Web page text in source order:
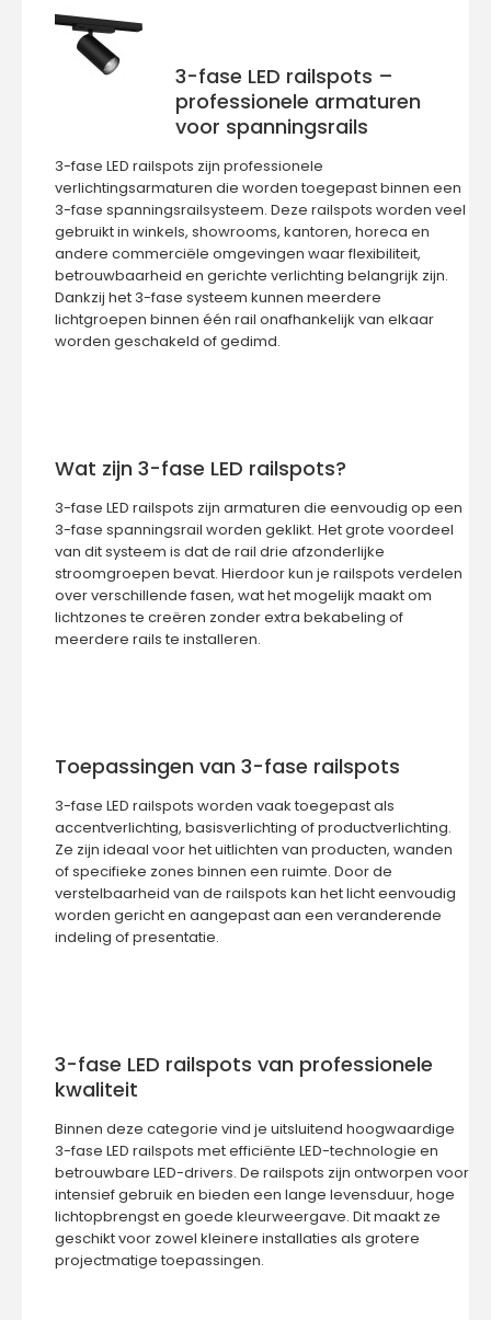
€18,50
De Tsong 3-fase LED railspot is een hoogwaardige en
professionele verlichtingsoplossing voor toepass..
3-fase LED railspots –
professionele armaturen
voor spanningsrails
3-fase LED railspots zijn professionele
verlichtingsarmaturen die worden toegepast binnen een
3-fase spanningsrailsysteem. Deze railspots worden veel
gebruikt in winkels, showrooms, kantoren, horeca en
andere commerciële omgevingen waar flexibiliteit,
betrouwbaarheid en gerichte verlichting belangrijk zijn.
Dankzij het 3-fase systeem kunnen meerdere
lichtgroepen binnen één rail onafhankelijk van elkaar
worden geschakeld of gedimd.
Wat zijn 3-fase LED railspots?
3-fase LED railspots zijn armaturen die eenvoudig op een
3-fase spanningsrail worden geklikt. Het grote voordeel
van dit systeem is dat de rail drie afzonderlijke
stroomgroepen bevat. Hierdoor kun je railspots verdelen
over verschillende fasen, wat het mogelijk maakt om
lichtzones te creëren zonder extra bekabeling of
meerdere rails te installeren.
Toepassingen van 3-fase railspots
3-fase LED railspots worden vaak toegepast als
accentverlichting, basisverlichting of productverlichting.
Ze zijn ideaal voor het uitlichten van producten, wanden
of specifieke zones binnen een ruimte. Door de
verstelbaarheid van de railspots kan het licht eenvoudig
worden gericht en aangepast aan een veranderende
indeling of presentatie.
3-fase LED railspots van professionele
kwaliteit
Binnen deze categorie vind je uitsluitend hoogwaardige
3-fase LED railspots met efficiënte LED-technologie en
betrouwbare LED-drivers. De railspots zijn ontworpen voor
intensief gebruik en bieden een lange levensduur, hoge
lichtopbrengst en goede kleurweergave. Dit maakt ze
geschikt voor zowel kleinere installaties als grotere
projectmatige toepassingen.